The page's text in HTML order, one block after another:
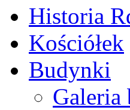
Historia
Kościółek
Budynki
Galeria